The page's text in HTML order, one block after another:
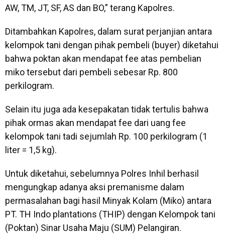
AW, TM, JT, SF, AS dan BO,” terang Kapolres.
Ditambahkan Kapolres, dalam surat perjanjian antara
kelompok tani dengan pihak pembeli (buyer) diketahui
bahwa poktan akan mendapat fee atas pembelian
miko tersebut dari pembeli sebesar Rp. 800
perkilogram.
Selain itu juga ada kesepakatan tidak tertulis bahwa
pihak ormas akan mendapat fee dari uang fee
kelompok tani tadi sejumlah Rp. 100 perkilogram (1
liter = 1,5 kg).
Untuk diketahui, sebelumnya Polres Inhil berhasil
mengungkap adanya aksi premanisme dalam
permasalahan bagi hasil Minyak Kolam (Miko) antara
PT. TH Indo plantations (THIP) dengan Kelompok tani
(Poktan) Sinar Usaha Maju (SUM) Pelangiran.